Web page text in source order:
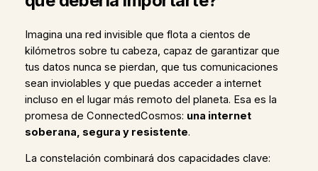
Imagina una red invisible que flota a cientos de
kilómetros sobre tu cabeza, capaz de garantizar que
tus datos nunca se pierdan, que tus comunicaciones
sean inviolables y que puedas acceder a internet
incluso en el lugar más remoto del planeta. Esa es la
promesa de ConnectedCosmos: una internet
soberana, segura y resistente.
La constelación combinará dos capacidades clave: